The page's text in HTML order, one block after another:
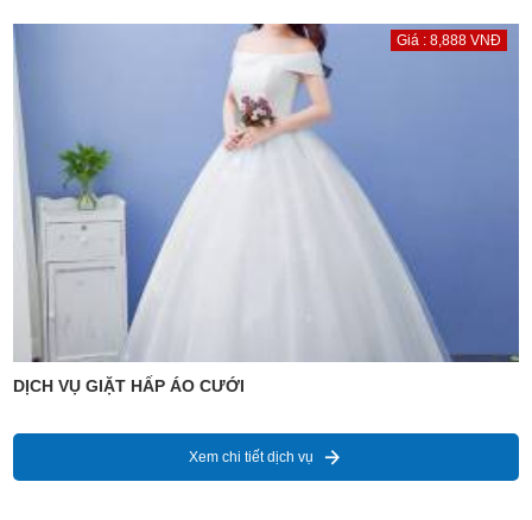
Giá : 8,888 VNĐ
DỊCH VỤ GIẶT HẤP ÁO CƯỚI
Xem chi tiết dịch vụ